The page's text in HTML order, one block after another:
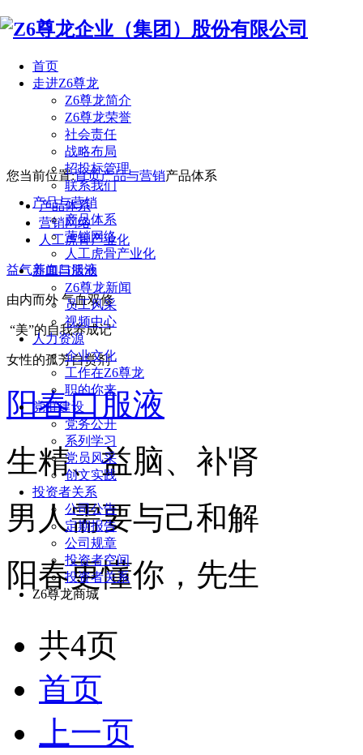
首页
走进Z6尊龙
Z6尊龙简介
Z6尊龙荣誉
社会责任
战略布局
招投标管理
联系我们
产品与营销
产品体系
营销网络
人工虎骨产业化
新闻与活动
Z6尊龙新闻
员工风采
视频中心
人力资源
企业文化
工作在Z6尊龙
职的你来
党群建设
党务公开
系列学习
党员风采
创文实践
投资者关系
公司公告
定期报告
公司规章
投资者空间
投资者关系
Z6尊龙商城
您当前位置:首页产品与营销产品体系
产品体系
营销网络
人工虎骨产业化
益气养血口服液
由内而外 气血双修
“美”的自我养成记
女性的孤芳自赏剂
阳春口服液
生精、益脑、补肾
男人需要与己和解
阳春更懂你，先生
共4页
首页
上一页